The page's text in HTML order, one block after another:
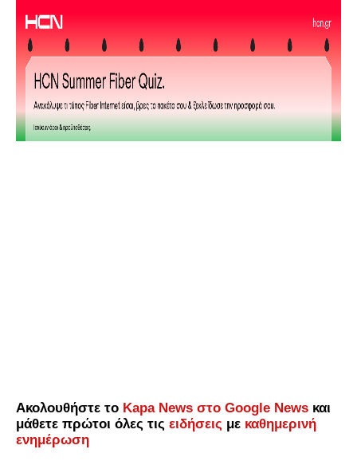
Ακολουθήστε το Kapa News στο Google News και
μάθετε πρώτοι όλες τις ειδήσεις με καθημερινή
ενημέρωση